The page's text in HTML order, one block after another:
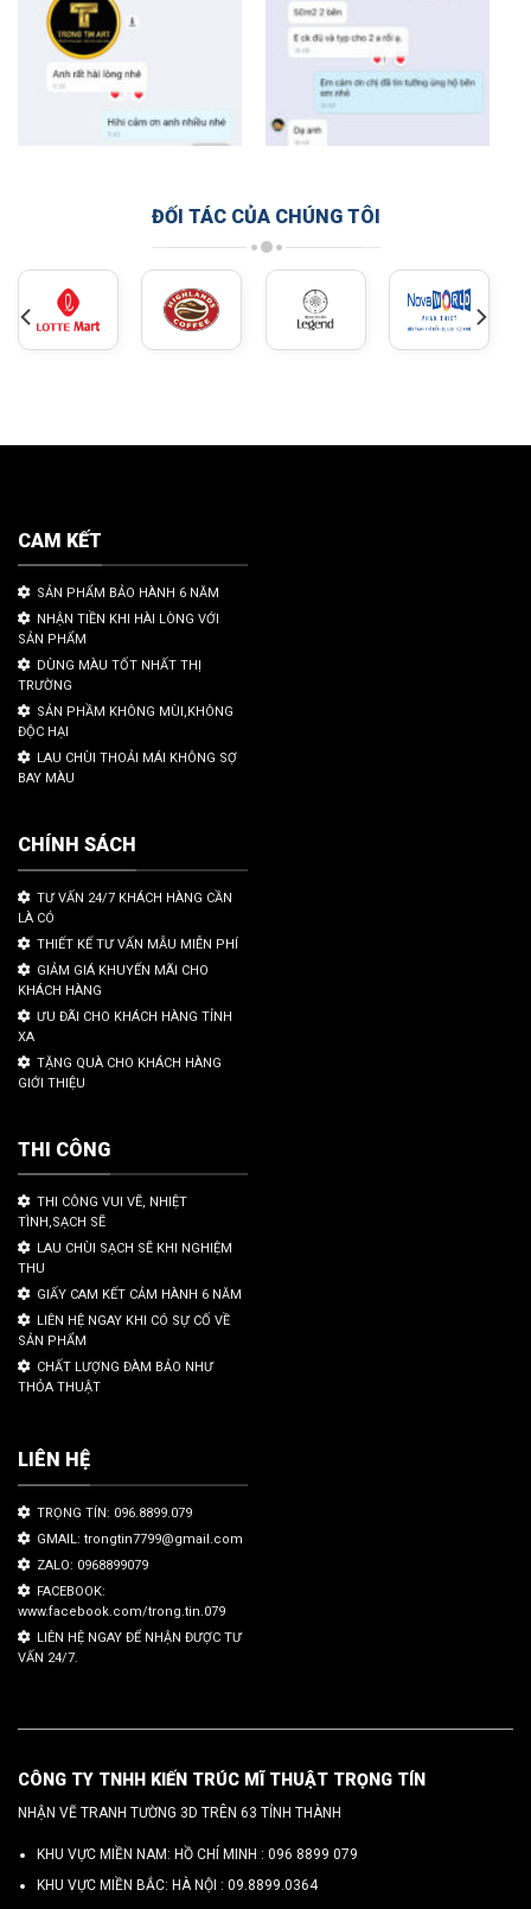
ĐỐI TÁC CỦA CHÚNG TÔI
CAM KẾT
SẢN PHẨM BẢO HÀNH 6 NĂM
NHẬN TIỀN KHI HÀI LÒNG VỚI
SẢN PHẨM
DÙNG MÀU TỐT NHẤT THỊ
TRƯỜNG
SẢN PHẦM KHÔNG MÙI,KHÔNG
ĐỘC HẠI
LAU CHÙI THOẢI MÁI KHÔNG SỢ
BAY MÀU
CHÍNH SÁCH
TƯ VẤN 24/7 KHÁCH HÀNG CẦN
LÀ CÓ
THIẾT KẾ TƯ VẤN MẪU MIỄN PHÍ
GIẢM GIÁ KHUYẾN MÃI CHO
KHÁCH HÀNG
ƯU ĐÃI CHO KHÁCH HÀNG TỈNH
XA
TẶNG QUÀ CHO KHÁCH HÀNG
GIỚI THIỆU
THI CÔNG
THI CÔNG VUI VẼ, NHIỆT
TÌNH,SẠCH SẼ
LAU CHÙI SẠCH SẼ KHI NGHIỆM
THU
GIẤY CAM KẾT CẢM HÀNH 6 NĂM
LIÊN HỆ NGAY KHI CÓ SỰ CỐ VỀ
SẢN PHẨM
CHẤT LƯỢNG ĐÀM BẢO NHƯ
THỎA THUẬT
LIÊN HỆ
TRỌNG TÍN: 096.8899.079
GMAIL: trongtin7799@gmail.com
ZALO: 0968899079
FACEBOOK:
www.facebook.com/trong.tin.079
LIÊN HỆ NGAY ĐỂ NHẬN ĐƯỢC TƯ
VẤN 24/7.
CÔNG TY TNHH KIẾN TRÚC MĨ THUẬT TRỌNG TÍN
NHẬN VẼ TRANH TƯỜNG 3D TRÊN 63 TỈNH THÀNH
KHU VỰC MIỀN NAM: HỒ CHÍ MINH : 096 8899 079
KHU VỰC MIỀN BẮC: HÀ NỘI : 09.8899.0364